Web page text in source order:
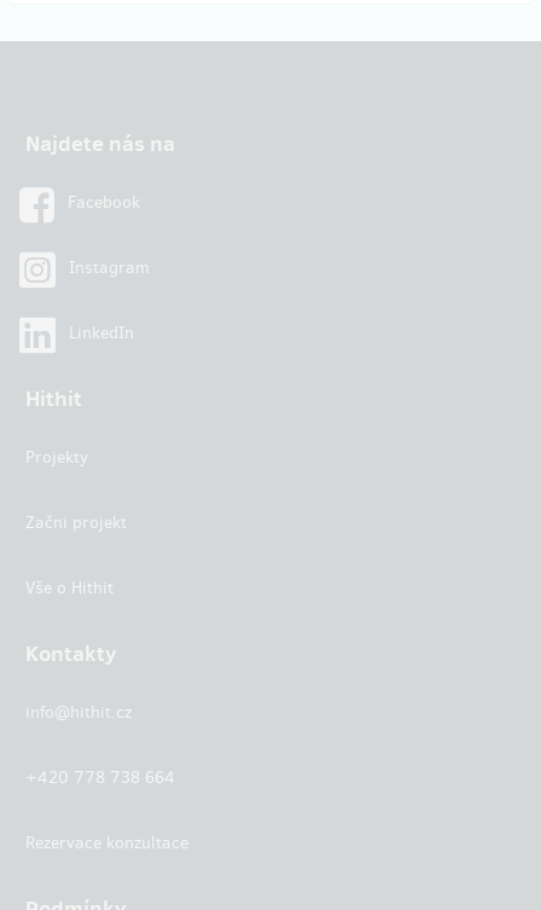
Najdete nás na
Facebook
Instagram
LinkedIn
Hithit
Projekty
Začni projekt
Vše o Hithit
Kontakty
info@hithit.cz
+420 778 738 664
Rezervace konzultace